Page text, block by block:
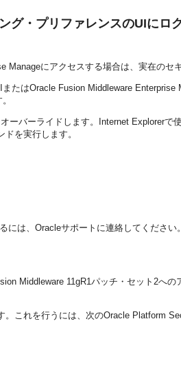
グ・プリファレンスのUIに
にアクセスする場合は、実在のセ
たはOracle Fusion Middleware
ーバーライドします。Internet Explorerで
を実行します。
は、Oracleサポートに連絡してください。
Middleware 11gR1パッチ・セット2への
これを行うには、次のOracle Platform